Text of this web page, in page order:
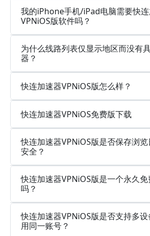
我的iPhone手机/iPad电脑需要快
VPNiOS版软件吗？
为什么线路列表仅显示地区而没有
器？
快连加速器VPNiOS版怎么样？
快连加速器VPNiOS免费版下载
快连加速器VPNiOS版是否保存浏
安全？
快连加速器VPNiOS版是一个永久
吗？
快连加速器VPNiOS版是否支持多
用同一账号？